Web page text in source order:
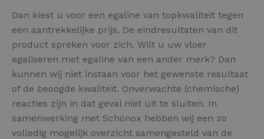
Dan kiest u voor een egaline van topkwaliteit tegen
een aantrekkelijke prijs. De eindresultaten van dit
product spreken voor zich. Wilt u uw vloer
egaliseren met egaline van een ander merk? Dan
kunnen wij niet instaan voor het gewenste resultaat
of de beoogde kwaliteit. Onverwachte (chemische)
reacties zijn in dat geval niet uit te sluiten. In
samenwerking met Schönox hebben wij een zo
volledig mogelijk overzicht samengesteld van de